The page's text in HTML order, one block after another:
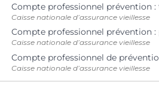
Compte professionnel prévention
Caisse nationale d’assurance vieillesse
Compte professionnel prévention
Caisse nationale d’assurance vieillesse
Compte professionnel de
Caisse nationale d’assurance vieillesse